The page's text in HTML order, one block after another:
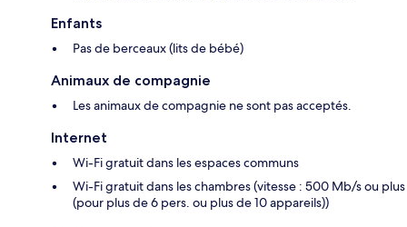
Enfants
Pas de berceaux (lits de bébé)
Animaux de compagnie
Les animaux de compagnie ne sont pas acceptés.
Internet
Wi-Fi gratuit dans les espaces communs
Wi-Fi gratuit dans les chambres (vitesse : 500 Mb/s ou plus
(pour plus de 6 pers. ou plus de 10 appareils))